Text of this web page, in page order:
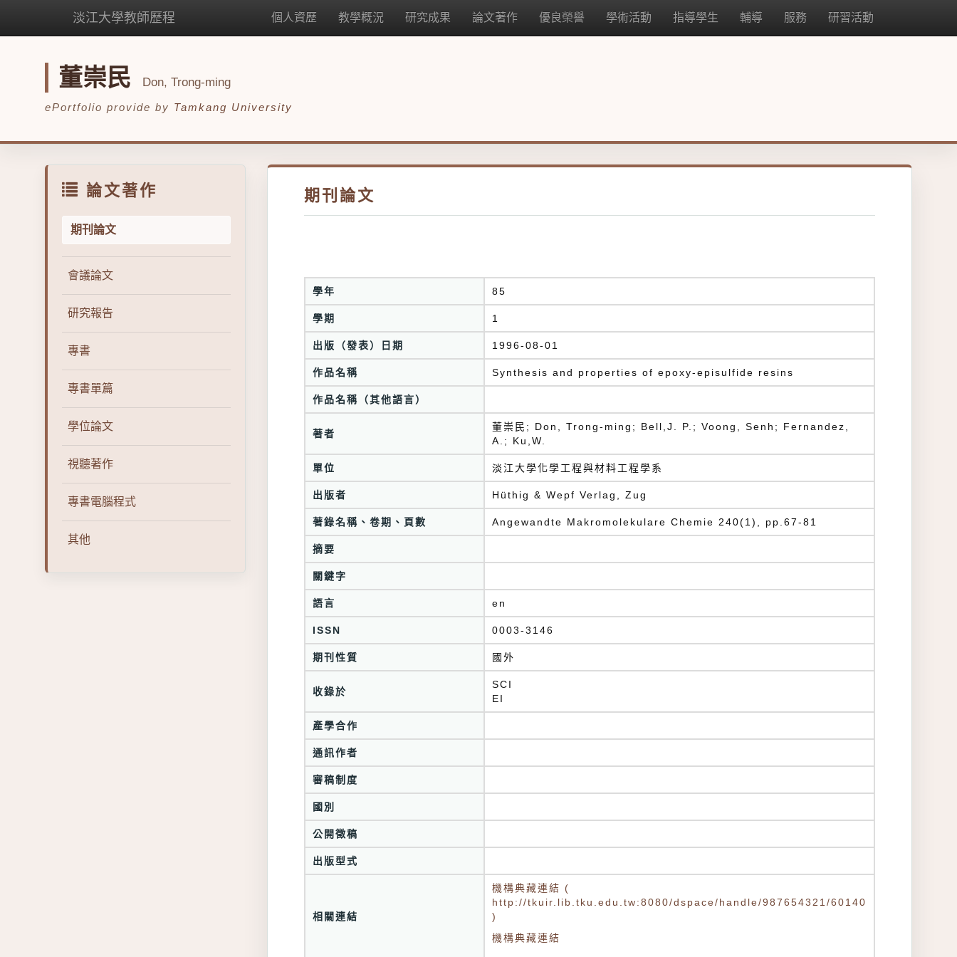
淡江大學教師歷程 個人資歷 教學概況 研究成果 論文著作 優良榮譽 學術活動 指導學生 輔導 服務 研習活動
董崇民 Don, Trong-ming
ePortfolio provide by Tamkang University
論文著作
期刊論文
會議論文
研究報告
專書
專書單篇
學位論文
視聽著作
專書電腦程式
其他
期刊論文
學年 85
學期 1
出版（發表）日期 1996-08-01
作品名稱 Synthesis and properties of epoxy-episulfide resins
作品名稱（其他語言）
著者
董崇民; Don, Trong-ming; Bell,J. P.; Voong, Senh; Fernandez,
A.; Ku,W.
單位 淡江大學化學工程與材料工程學系
出版者 Hüthig & Wepf Verlag, Zug
著錄名稱、卷期、頁數 Angewandte Makromolekulare Chemie 240(1), pp.67-81
摘要
關鍵字
語言 en
ISSN 0003-3146
期刊性質 國外
收錄於
SCI
EI
產學合作
通訊作者
審稿制度
國別
公開徵稿
出版型式
相關連結
機構典藏連結 (
http://tkuir.lib.tku.edu.tw:8080/dspace/handle/987654321/60140
)
機構典藏連結